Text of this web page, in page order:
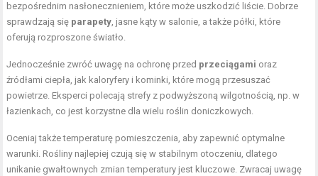
bezpośrednim nasłonecznieniem, które może uszkodzić liście. Dobrze
sprawdzają się parapety, jasne kąty w salonie, a także półki, które
oferują rozproszone światło.
Jednocześnie zwróć uwagę na ochronę przed przeciągami oraz
źródłami ciepła, jak kaloryfery i kominki, które mogą przesuszać
powietrze. Eksperci polecają strefy z podwyższoną wilgotnością, np. w
łazienkach, co jest korzystne dla wielu roślin doniczkowych.
Oceniaj także temperaturę pomieszczenia, aby zapewnić optymalne
warunki. Rośliny najlepiej czują się w stabilnym otoczeniu, dlatego
unikanie gwałtownych zmian temperatury jest kluczowe. Zwracaj uwagę